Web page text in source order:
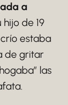
a
de 19
estaba
de gritar
las